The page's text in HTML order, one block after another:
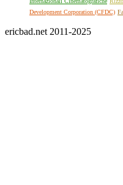
Development Corporation (CFDC)
ericbad.net 2011-2025